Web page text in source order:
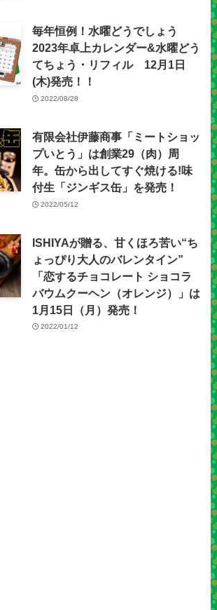
毎年恒例！水曜どうでしょう
2023年卓上カレンダー&水曜どう
てちょう・リフィル 12月1日
(木)発売！！
2022/08/28
有限会社伊藤商事「ミートショッ
プいとう」は創業29（肉）周
年。缶から出してすぐ焼ける!味
付生「ジンギス缶」を発売！
2022/05/12
ISHIYAが贈る、甘くほろ苦い“ち
ょっぴり大人のバレンタイン”
「恋するチョコレート ショコラ
バウムクーヘン（オレンジ）」は
1月15日（月）発売！
2022/01/12